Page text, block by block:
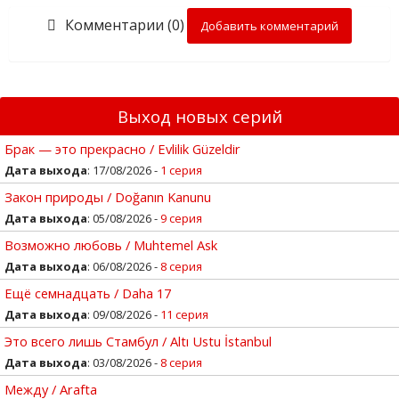
Комментарии (0) Добавить комментарий
Выход новых серий
Брак — это прекрасно / Evlilik Güzeldir
Дата выхода: 17/08/2026 - 1 серия
Закон природы / Doğanın Kanunu
Дата выхода: 05/08/2026 -9 серия
Возможно любовь / Muhtemel Ask
Дата выхода: 06/08/2026 - 8 серия
Ещё семнадцать / Daha 17
Дата выхода: 09/08/2026 - 11 серия
Это всего лишь Стамбул / Altı Ustu İstanbul
Дата выхода: 03/08/2026 - 8 серия
Между / Arafta